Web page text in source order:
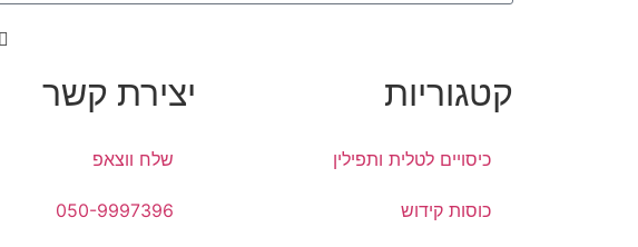
קטגוריות
כיסויים לטלית ותפילין
כוסות קידוש
יצירת קשר
שלח ווצאפ
050-9997396